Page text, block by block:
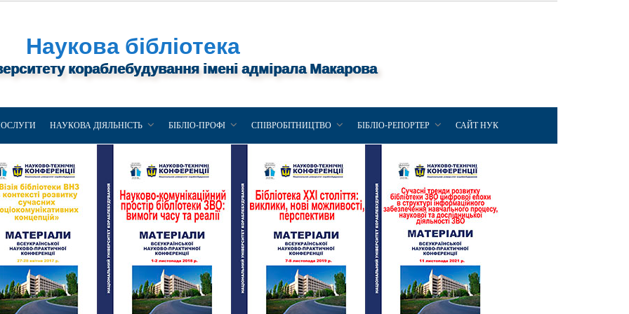
Наукова бібліотека
кораблебудування імені адмірала Макарова
НАУКОВА ДІЯЛЬНІСТЬ БІБЛІО-ПРОФІ СПІВРОБІТНИЦТВО БІБЛІО-РЕПОРТЕР САЙТ НУК